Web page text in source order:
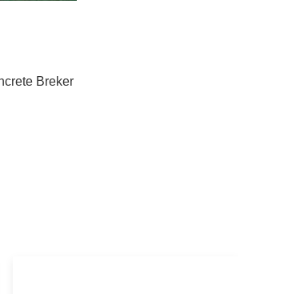
Breker